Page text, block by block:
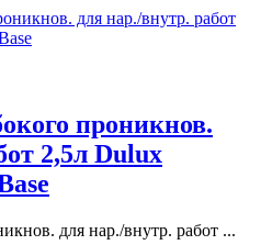
проникнов.
2,5л Dulux
для нар./внутр. работ ...